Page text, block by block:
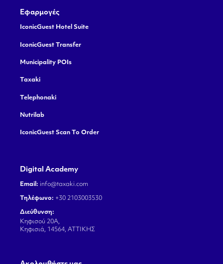
Εφαρμογές
IconicGuest Hotel Suite
IconicGuest Transfer
Municipality POIs
Taxaki
Telephonaki
Nutrilab
IconicGuest Scan To Order
Digital Academy
Email: info@taxaki.com
Τηλέφωνο: +30 2103003530
Διεύθυνση:
Κηφισού 20Α,
Κηφισιά, 14564, ΑΤΤΙΚΗΣ